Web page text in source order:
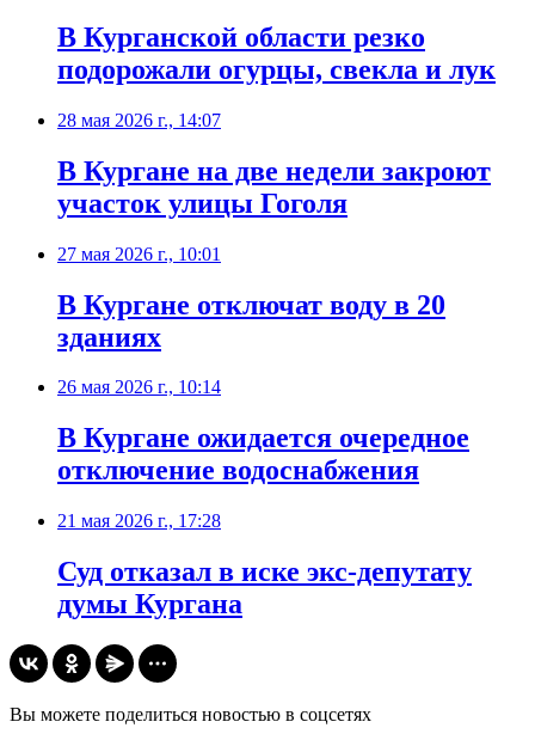
В Курганской области резко
подорожали огурцы, свекла и лук
28 мая 2026 г., 14:07
В Кургане на две недели закроют
участок улицы Гоголя
27 мая 2026 г., 10:01
В Кургане отключат воду в 20
зданиях
26 мая 2026 г., 10:14
В Кургане ожидается очередное
отключение водоснабжения
21 мая 2026 г., 17:28
Суд отказал в иске экс-депутату
думы Кургана
Вы можете поделиться новостью в соцсетях